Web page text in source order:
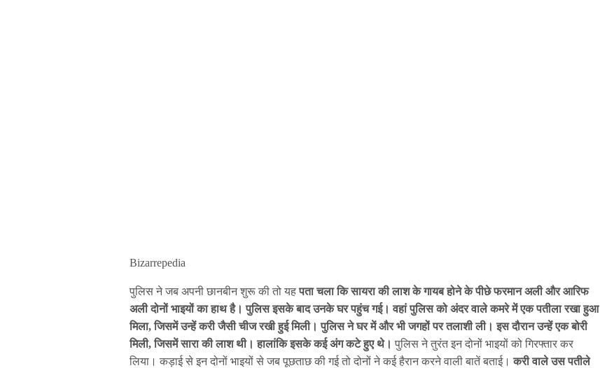
Bizarrepedia
पुलिस ने जब अपनी छानबीन शुरू की तो यहपता चला कि सायरा की लाश के गायब होने के पीछे फरमान अली और आरिफ
अली दोनों भाइयों का हाथ है। पुलिस इसके बाद उनके घर पहुंच गई। वहां पुलिस को अंदर वाले कमरे में एक पतीला रखा हुआ
मिला, जिसमें उन्हें करी जैसी चीज रखी हुई मिली। पुलिस ने घर में और भी जगहों पर तलाशी ली। इस दौरान उन्हें एक बोरी
मिली, जिसमें सारा की लाश थी। हालांकि इसके कई अंग कटे हुए थे। पुलिस ने तुरंत इन दोनों भाइयों को गिरफ्तार कर
लिया। कड़ाई से इन दोनों भाइयों से जब पूछताछ की गई तो दोनों ने कई हैरान करने वाली बातें बताई।करी वाले उस पतीले